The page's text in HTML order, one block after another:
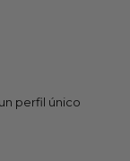
perfil único